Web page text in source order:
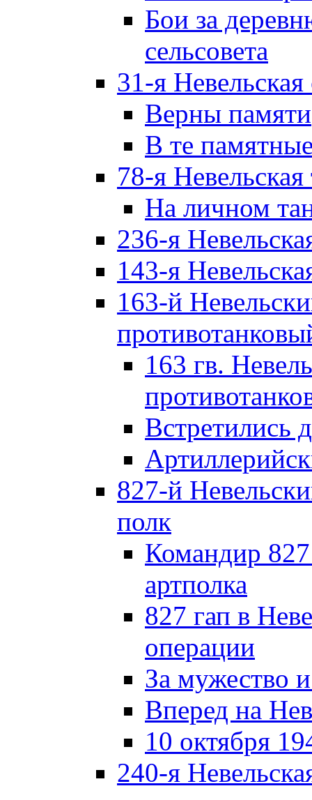
Бои за
сельсовета
31-я Невельская
Верны памяти
В те
78-я Невельская
На личном
236-я
143-я
163-й
163 гв.
Встретились
827-й
полк
Командир 827
артполка
827 гап в
операции
За мужество
Вперед на
10 октября
240-я